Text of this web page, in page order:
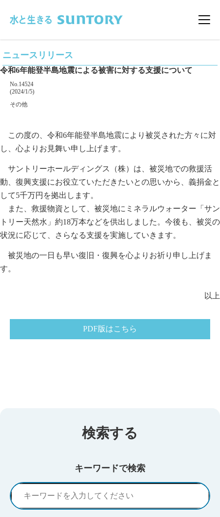
メ
ニュースリリース
令和6年能登半島地震による被害に対する支援について
掲載番号
No.14524
掲載日
(2024/1/5)
カテゴリー
その他
企業名
この度の、令和6年能登半島地震により被災された方々に対
し、心よりお見舞い申し上げます。
サントリーホールディングス（株）は、被災地での救援活
動、復興支援にお役立ていただきたいとの思いから、義捐金と
して5千万円を拠出します。
また、救援物資として、被災地にミネラルウォーター「サン
トリー天然水」約18万本などを供出しました。今後も、被災の
状況に応じて、さらなる支援を実施していきます。
被災地の一日も早い復旧・復興を心よりお祈り申し上げま
す。
以上
PDF版はこちら
検索する
キーワードで検索